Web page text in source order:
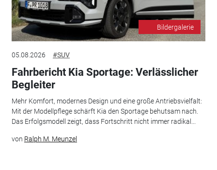
Bildergalerie
05.08.2026 #SUV
Fahrbericht Kia Sportage: Verlässlicher
Begleiter
Mehr Komfort, modernes Design und eine große Antriebsvielfalt:
Mit der Modellpflege schärft Kia den Sportage behutsam nach.
Das Erfolgsmodell zeigt, dass Fortschritt nicht immer radikal...
von Ralph M. Meunzel